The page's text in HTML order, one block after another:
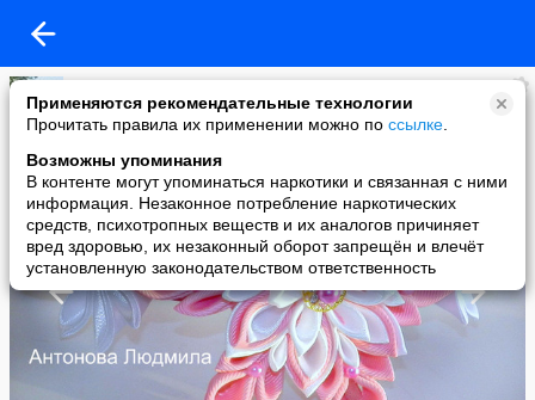
Применяются рекомендательные технологии
Прочитать правила их применении можно по ссылке
Возможны упоминания
В контенте могут упоминаться наркотики и связанная с ними
информация. Незаконное потребление наркотических
средств, психотропных веществ и их аналогов причиняет
вред здоровью, их незаконный оборот запрещён и влечёт
установленную законодательством ответственность
Людмила Антонова
added a photo
25 Mar в 22:40